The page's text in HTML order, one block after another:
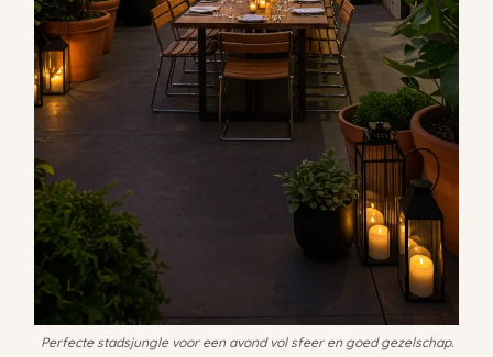
Perfecte stadsjungle voor een avond vol sfeer en goed gezelschap.